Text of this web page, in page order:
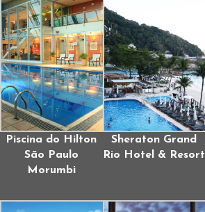
Piscina do Hilton
São Paulo
Morumbi
Sheraton Grand
Rio Hotel & Resort